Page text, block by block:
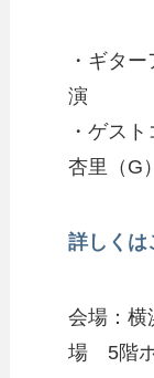
・ギタ
演
・ゲス
杏里（G
詳しくは
会場：
場 5階